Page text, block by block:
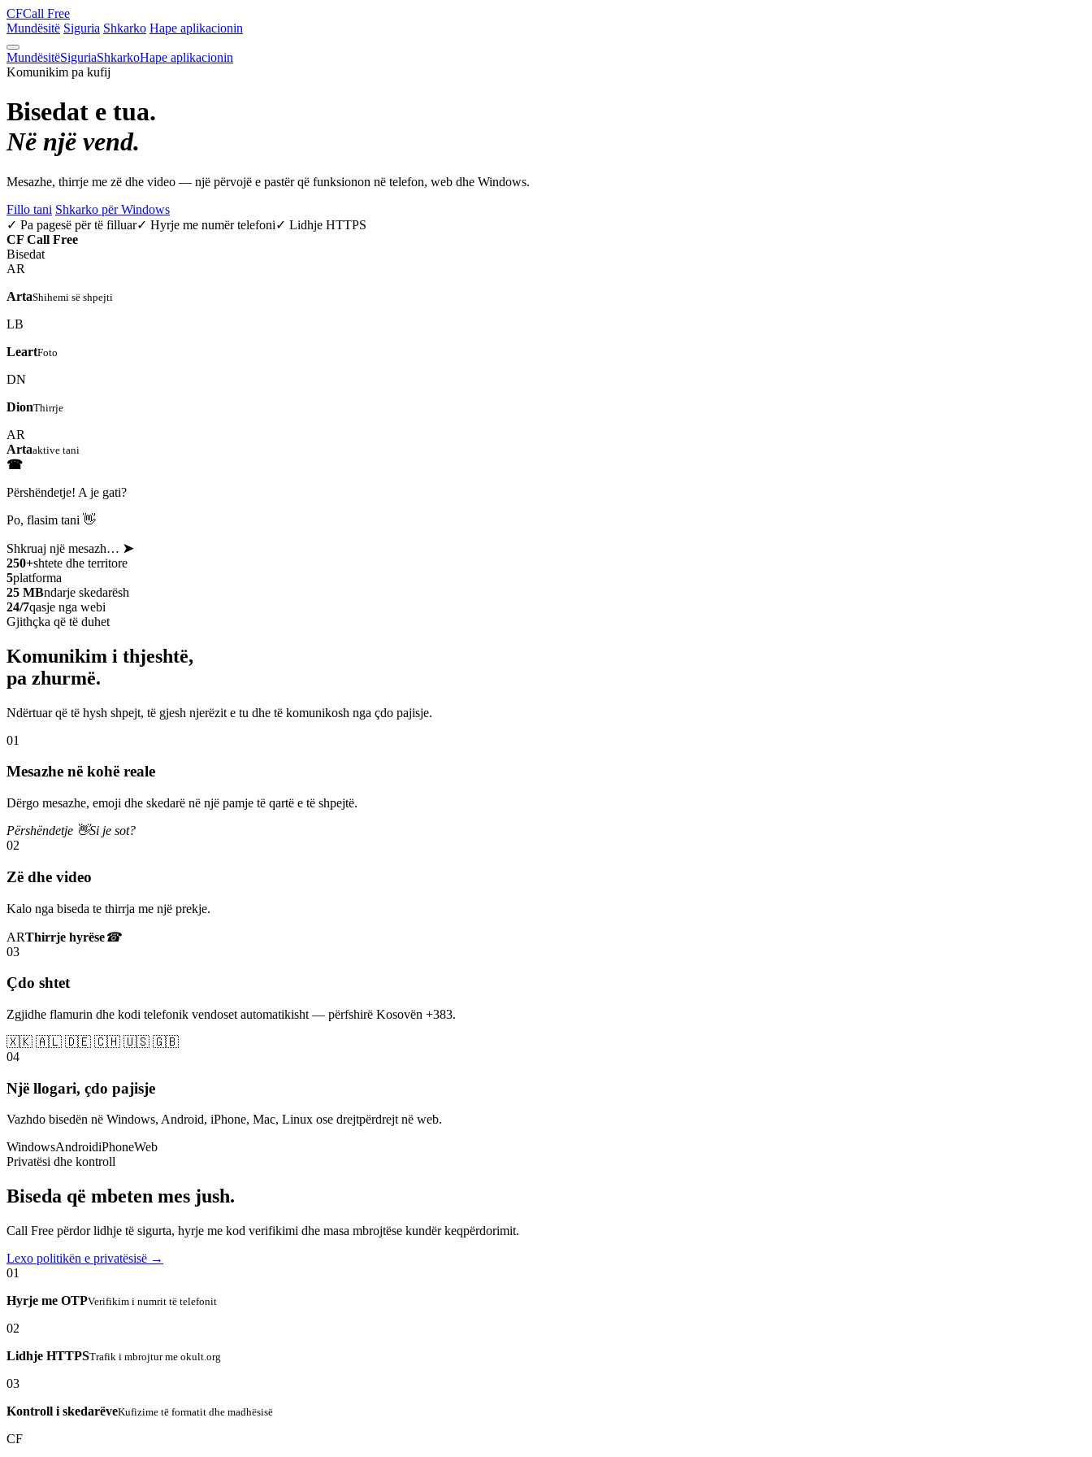
CFCall Free
Mundësitë Siguria Shkarko Hape aplikacionin
MundësitëSiguriaShkarkoHape aplikacionin
Komunikim pa kufij
Bisedat e tua.
Në një vend.
Mesazhe, thirrje me zë dhe video — një përvojë e pastër që funksionon në telefon, web dhe Windows.
Fillo tani Shkarko për Windows
✓ Pa pagesë për të filluar✓ Hyrje me numër telefoni✓ Lidhje HTTPS
CF Call Free
Bisedat
AR
ArtaShihemi së shpejti
LB
LeartFoto
DN
DionThirrje
AR
Artaaktive tani
☎
Përshëndetje! A je gati?
Po, flasim tani 👋
Shkruaj një mesazh… ➤
250+shtete dhe territore
5platforma
25 MBndarje skedarësh
24/7qasje nga webi
Gjithçka që të duhet
Komunikim i thjeshtë,
pa zhurmë.
Ndërtuar që të hysh shpejt, të gjesh njerëzit e tu dhe të komunikosh nga çdo pajisje.
01
Mesazhe në kohë reale
Dërgo mesazhe, emoji dhe skedarë në një pamje të qartë e të shpejtë.
Përshëndetje 👋Si je sot?
02
Zë dhe video
Kalo nga biseda te thirrja me një prekje.
ARThirrje hyrëse☎
03
Çdo shtet
Zgjidhe flamurin dhe kodi telefonik vendoset automatikisht — përfshirë Kosovën +383.
🇽🇰 🇦🇱 🇩🇪 🇨🇭 🇺🇸 🇬🇧
04
Një llogari, çdo pajisje
Vazhdo bisedën në Windows, Android, iPhone, Mac, Linux ose drejtpërdrejt në web.
WindowsAndroidiPhoneWeb
Privatësi dhe kontroll
Biseda që mbeten mes jush.
Call Free përdor lidhje të sigurta, hyrje me kod verifikimi dhe masa mbrojtëse kundër keqpërdorimit.
Lexo politikën e privatësisë →
01
Hyrje me OTPVerifikim i numrit të telefonit
02
Lidhje HTTPSTrafik i mbrojtur me okult.org
03
Kontroll i skedarëveKufizime të formatit dhe madhësisë
CF